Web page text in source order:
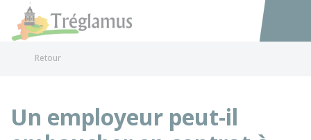
Accéder
Retour
Un employeur peut-il